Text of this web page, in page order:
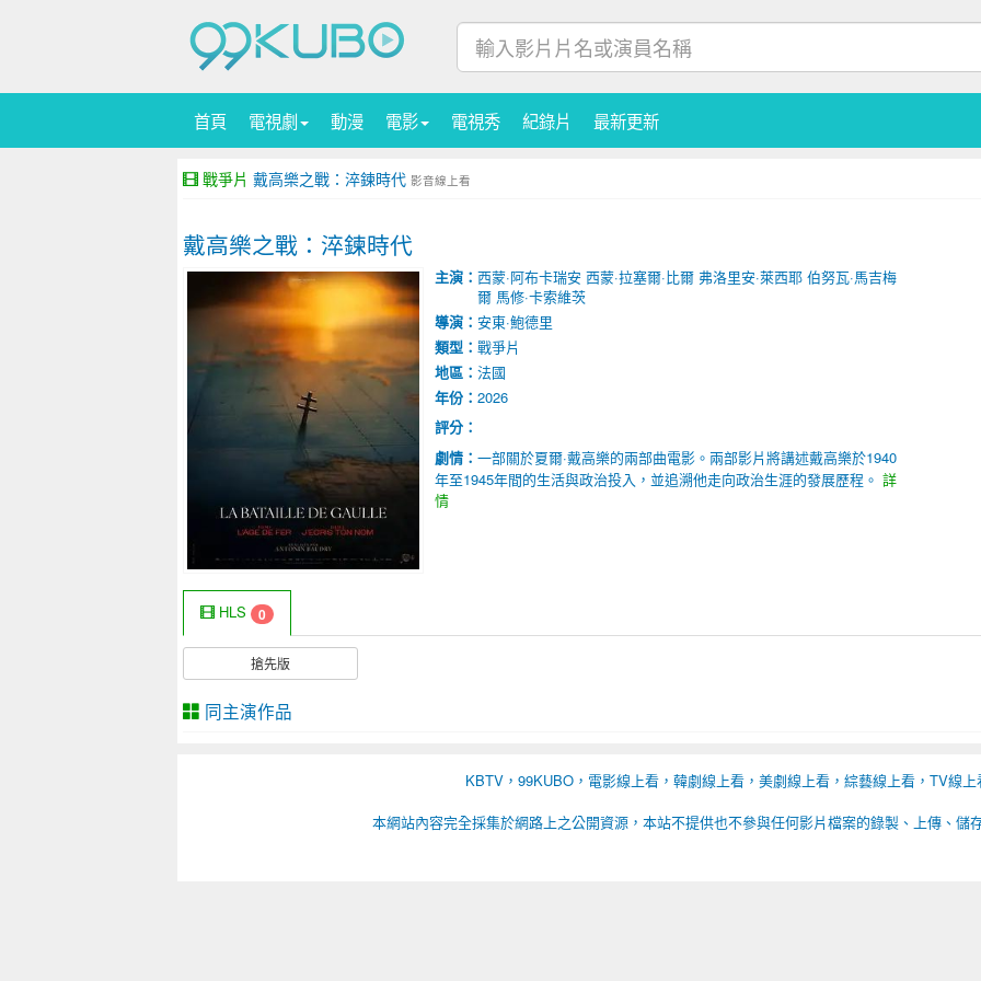
首頁 電視劇 動漫 電影 電視秀 紀錄片 最新更新
戰爭片 戴高樂之戰：淬鍊時代 影音線上看
戴高樂之戰：淬鍊時代
主演： 西蒙·阿布卡瑞安 西蒙·拉塞爾·比爾 弗洛里安·萊西耶 伯努瓦·馬吉梅
爾 馬修·卡索維茨
導演： 安東·鮑德里
類型： 戰爭片
地區： 法國
年份： 2026
評分：
劇情： 一部關於夏爾·戴高樂的兩部曲電影。兩部影片將講述戴高樂於1940
年至1945年間的生活與政治投入，並追溯他走向政治生涯的發展歷程。 詳
情
HLS 0
搶先版
同主演作品
KBTV，99KUBO，電影線上看，韓劇線上看，美劇線上看，綜藝線上看，TV線上
本網站內容完全採集於網路上之公開資源，本站不提供也不參與任何影片檔案的錄製、上傳、儲